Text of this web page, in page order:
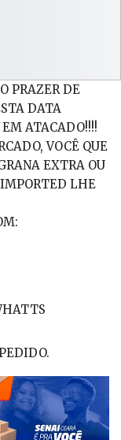
PRAZER DE
DATA
ATACADO!!!!
VOCÊ QUE
EXTRA OU
LHE